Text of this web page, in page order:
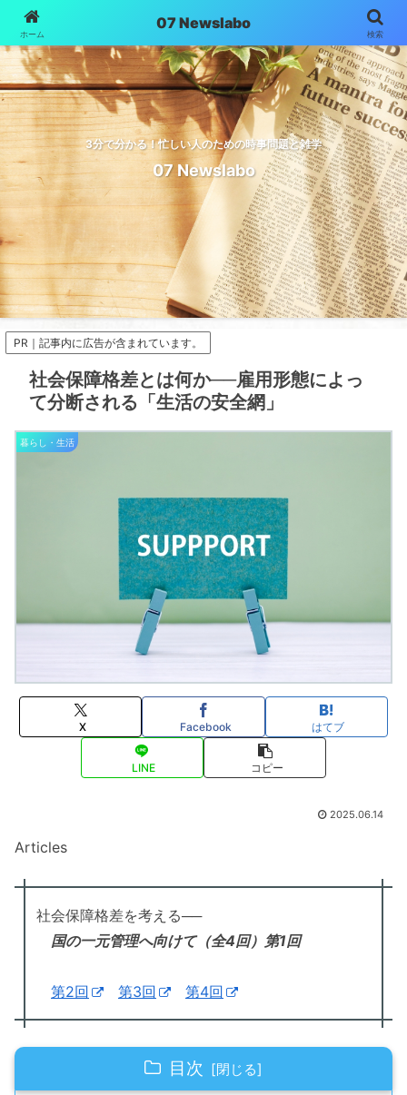
3分で分かる！忙しい人のための時事問題と雑学
07 Newslabo
PR｜記事内に広告が含まれています。
社会保障格差とは何か──雇用形態によっ
て分断される「生活の安全網」
暮らし・生活
X Facebook はてブ
LINE コピー
2025.06.14
Articles
社会保障格差を考える──
国の一元管理へ向けて（全4回）第1回
第2回 第3回 第4回
目次
ホーム
07 Newslabo
検索